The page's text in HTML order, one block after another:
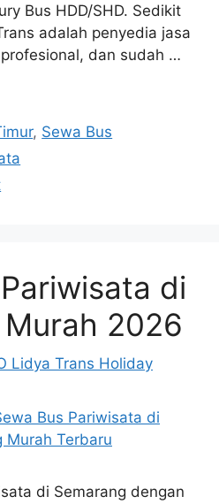
Bus HDD/SHD. Sedikit
adalah penyedia jasa
dan sudah …
, Sewa Bus
di
2026
Lidya Trans Holiday
di Semarang dengan